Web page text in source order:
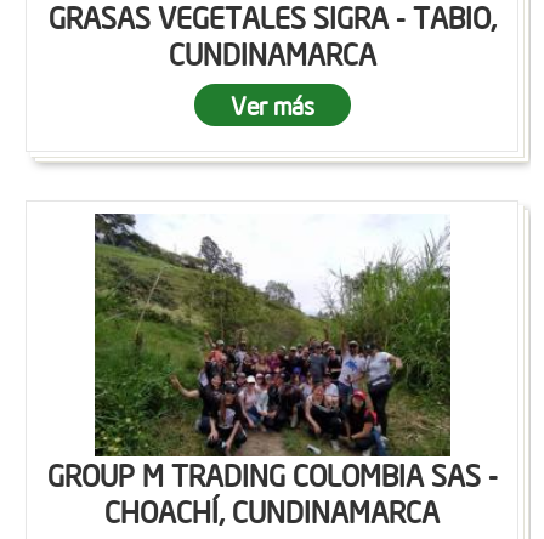
GRASAS VEGETALES SIGRA - TABIO,
CUNDINAMARCA
Ver más
GROUP M TRADING COLOMBIA SAS -
CHOACHÍ, CUNDINAMARCA